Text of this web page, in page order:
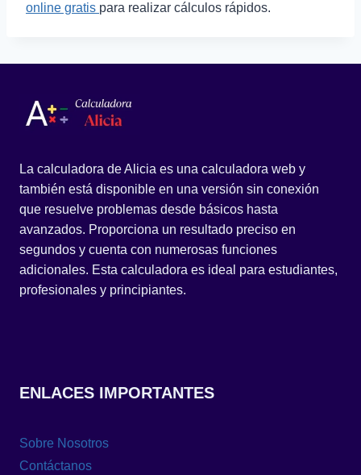
online gratis para realizar cálculos rápidos.
La calculadora de Alicia es una calculadora web y
también está disponible en una versión sin conexión
que resuelve problemas desde básicos hasta
avanzados. Proporciona un resultado preciso en
segundos y cuenta con numerosas funciones
adicionales. Esta calculadora es ideal para estudiantes,
profesionales y principiantes.
ENLACES IMPORTANTES
Sobre Nosotros
Contáctanos